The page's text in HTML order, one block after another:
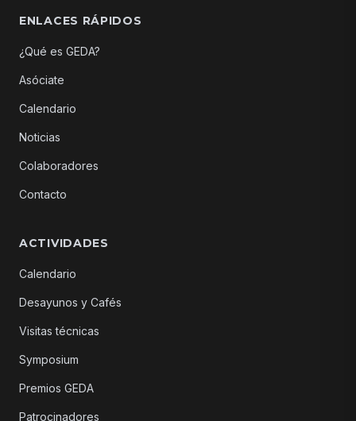
ENLACES RÁPIDOS
¿Qué es GEDA?
Asóciate
Calendario
Noticias
Colaboradores
Contacto
ACTIVIDADES
Calendario
Desayunos y Cafés
Visitas técnicas
Symposium
Premios GEDA
Patrocinadores